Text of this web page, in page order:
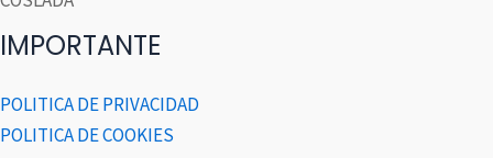
IMPORTANTE
POLITICA DE PRIVACIDAD
POLITICA DE COOKIES